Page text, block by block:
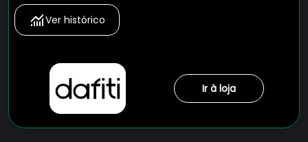
Ver histórico
Ir à loja